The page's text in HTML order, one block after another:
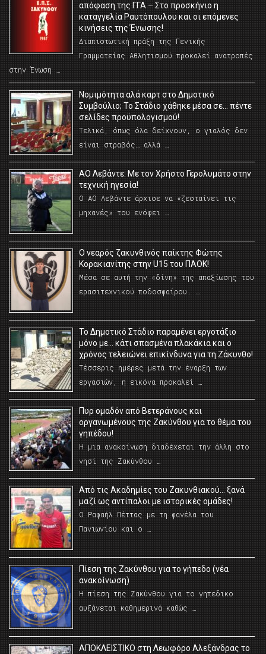
απόφαση της ΓΓΑ – Στο προσκήνιο η
καταγγελία Ραυτόπουλου και οι επόμενες
κινήσεις της Ένωσης!
Διαπιστωτική πράξη της Γενικής
Γραμματείας Αθλητισμού προκαλεί ανατροπές
στην Ένωση …
Νομιμότητα αλά καρτ στο Δημοτικό
Συμβούλιο; Το Στάδιο χάθηκε μέσα σε… πέντε
σελίδες προϋπολογισμού!
Τελικά, όπως όλα δείχνουν, ο γιαλός δεν
είναι στραβός… αλλά …
ΑΟ Λεβάντε: Με τον Χρήστο Γερολυμάτο στην
τεχνική ηγεσία!
Ο ΑΟ Λεβάντε άρχισε να «ζεσταίνει τις
μηχανές» του ενόψει …
O νεαρός ζακυνθινός παίκτης Φώτης
Κορακιανίτης στην U15 του ΠΑΟΚ!
Μέσα σε αυτή την «δίνη» της απαξίωσης του
ερασιτεχνικού ποδοσφαίρου. …
Το Δημοτικό Στάδιο παραμένει εργοτάξιο
μόνο με… κάτι σπασμένα πλακάκια και ο
χρόνος τελειώνει επικίνδυνα για τη Ζάκυνθο!
Τέσσερις ημέρες μετά την έναρξη των
εργασιών, η εικόνα προκαλεί …
Πυρ ομαδόν από Βετεράνους και
οργανωμένους της Ζακύνθου για το θέμα του
γηπέδου!
Η μια ανακοίνωση διαδέχεται την άλλη στο
νησί της Ζακύνθου …
Από τις Ακαδημίες του Ζακυνθιακού… ξανά
μαζί ως αντίπαλοι με ιστορικές ομάδες!
Ο Ραφαήλ Πέττας με τη φανέλα του
Πανιωνίου και ο …
Πίεση της Ζακύνθου για το γήπεδο (νέα
ανακοίνωση)
Η πίεση της Ζακύνθου για το γηπεδικο
αυξάνεται καθημερινά καθώς …
AΠΟΚΛΕΙΣΤΙΚΟ στη Λεωφόρο Αλεξάνδρας το